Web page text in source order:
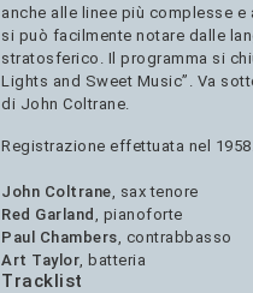
anche alle linee più complesse e
si può facilmente notare dalle
stratosferico. Il programma si
Lights and Sweet Music”. Va
di John Coltrane.
Registrazione effettuata nel
John Coltrane, sax tenore
Red Garland , pianoforte
Paul Chambers, contrabbasso
Art Taylor, batteria
Tracklist